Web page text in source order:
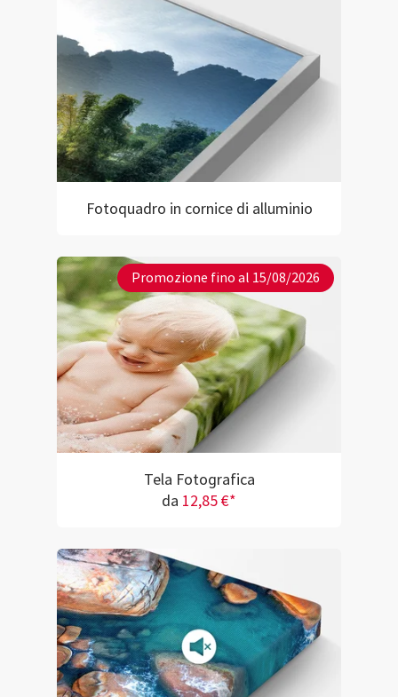
Fotoquadro in cornice di alluminio
Promozione fino al 15/08/2026
Tela Fotografica
da 12,85 €*